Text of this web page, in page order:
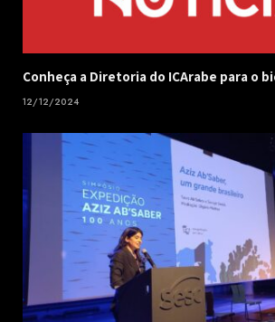
Conheça a Diretoria do ICArabe para o
12/12/2024